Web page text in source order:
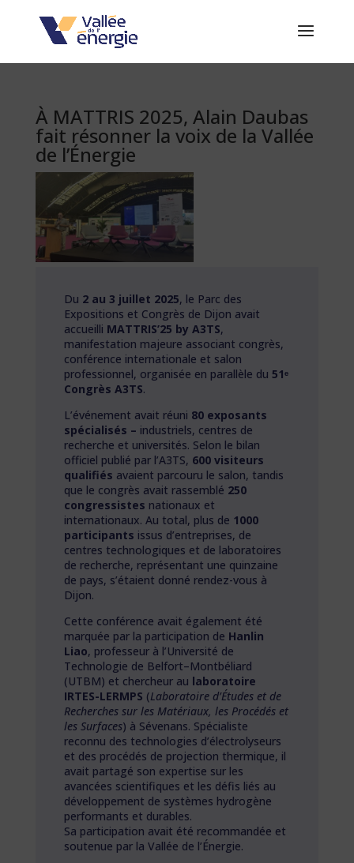
À MATTRIS 2025, Alain Daubas
fait résonner la voix de la Vallée
de l’Énergie
Du 2 au 3 juillet 2025, le Parc des
Expositions et Congrès de Dijon avait
accueilli MATTRIS’25 by A3TS,
manifestation majeure associant congrès,
conférence internationale et salon
professionnel, organisée en parallèle du 51ᵉ
Congrès A3TS.
L’événement avait réuni 80 exposants
spécialisés – industriels, centres de
recherche et universités. Selon le bilan
officiel publié par l’A3TS, 600 visiteurs
qualifiés avaient parcouru le salon, tandis
que le congrès avait rassemblé 250
congressistes nationaux et
internationaux. Au total, plus de 1000
participants issus d’entreprises, de
centres technologiques et de laboratoires
de recherche, représentant une quinzaine
de pays, s’étaient donné rendez-vous à
Dijon.
Cette conférence avait également été
marquée par la participation de Hanlin
Liao, professeur à l’Université de
Technologie de Belfort–Montbéliard
(UTBM) et chercheur au laboratoire
IRTES-LERMPS (Laboratoire d’Études et de
Recherches sur les Matériaux, les Procédés et
les Surfaces) à Sévenans. Spécialiste
reconnu des technologies d’électrolyseurs
et des procédés de projection thermique, il
avait partagé son expertise sur les
avancées scientifiques et les défis liés au
développement de systèmes hydrogène
performants et durables.
Sa participation avait été recommandée et
soutenue par la Vallée de l’Énergie.